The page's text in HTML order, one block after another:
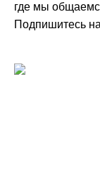
где мы
Подпишитесь